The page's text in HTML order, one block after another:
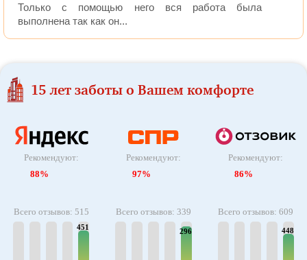
Только с помощью него вся работа была
выполнена так как он...
15 лет заботы о Вашем комфорте
Рекомендуют:
88%
Всего отзывов: 515
451
Рекомендуют:
97%
Всего отзывов: 339
296
Рекомендуют:
86%
Всего отзывов: 609
448